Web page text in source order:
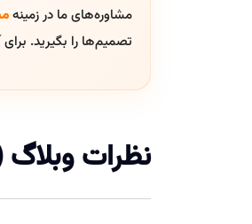
مشاوره‌های ما در زمینه
تصمیم‌ها را بگیرید. برای
نظرات وبلاگ